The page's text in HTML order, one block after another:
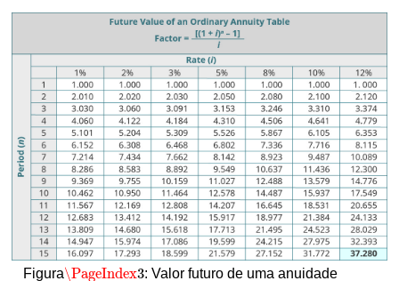
Figura\PageIndex3
\PageIndex3: Valor futuro de uma anuidade